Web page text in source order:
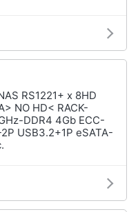
RS1221+ x 8HD
NO HD< RACK-
DDR4 4Gb ECC-
USB3.2+1P eSATA-